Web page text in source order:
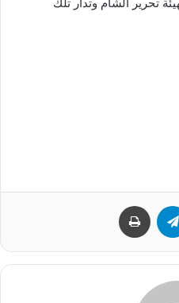
تيلقرام